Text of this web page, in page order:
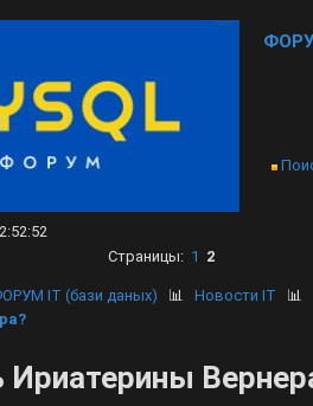
Страницы: 1 2
IT (бази даных) 📊Новости IT
📊
Ириатерины